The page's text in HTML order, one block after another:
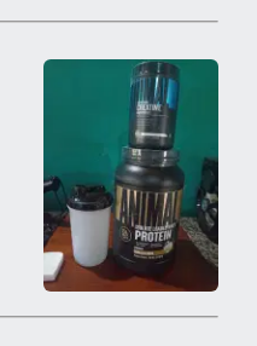
de los niños.
y seco, lejos de
leche.
y llevá tu
nivel con una
efectiva.